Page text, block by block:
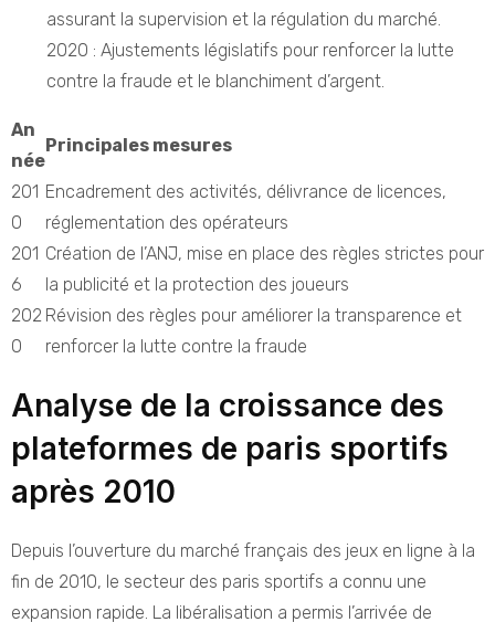
assurant la supervision et la régulation du marché.
2020 : Ajustements législatifs pour renforcer la lutte
contre la fraude et le blanchiment d’argent.
An
née
Principales mesures
201
0
Encadrement des activités, délivrance de licences,
réglementation des opérateurs
201
6
Création de l’ANJ, mise en place des règles strictes pour
la publicité et la protection des joueurs
202
0
Révision des règles pour améliorer la transparence et
renforcer la lutte contre la fraude
Analyse de la croissance des
plateformes de paris sportifs
après 2010
Depuis l’ouverture du marché français des jeux en ligne à la
fin de 2010, le secteur des paris sportifs a connu une
expansion rapide. La libéralisation a permis l’arrivée de